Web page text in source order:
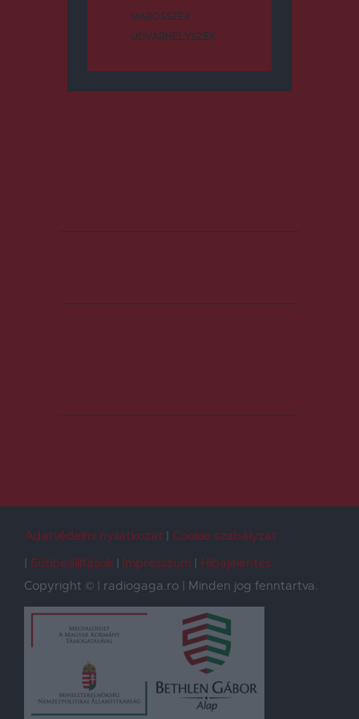
MAROSSZÉK
UDVARHELYSZÉK
Adatvédelmi nyilatkozat
Cookie szabályzat
Sütibeállítások
Impresszum
Hibajelentés
Copyright © | radiogaga.ro | Minden jog fenntartva.